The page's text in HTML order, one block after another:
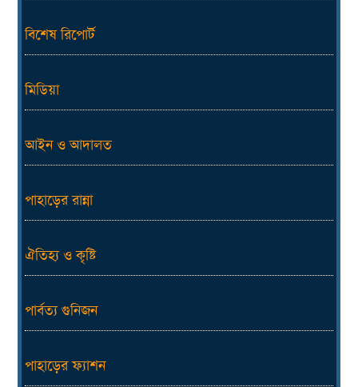
বিশেষ রিপোর্ট
মিডিয়া
আইন ও আদালত
পাহাড়ের রান্না
ঐতিহ্য ও কৃষ্টি
পার্বত্য গুনিজন
পাহাড়ের ফ্যাশন